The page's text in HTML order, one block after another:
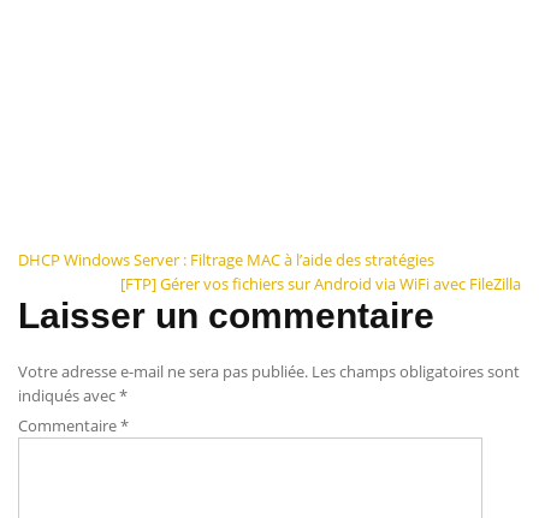
Navigation
de
DHCP Windows Server : Filtrage MAC à l’aide des stratégies
[FTP] Gérer vos fichiers sur Android via WiFi avec FileZilla
Laisser un commentaire
Votre adresse e-mail ne sera pas publiée. Les champs obligatoires sont
indiqués avec*
Commentaire*